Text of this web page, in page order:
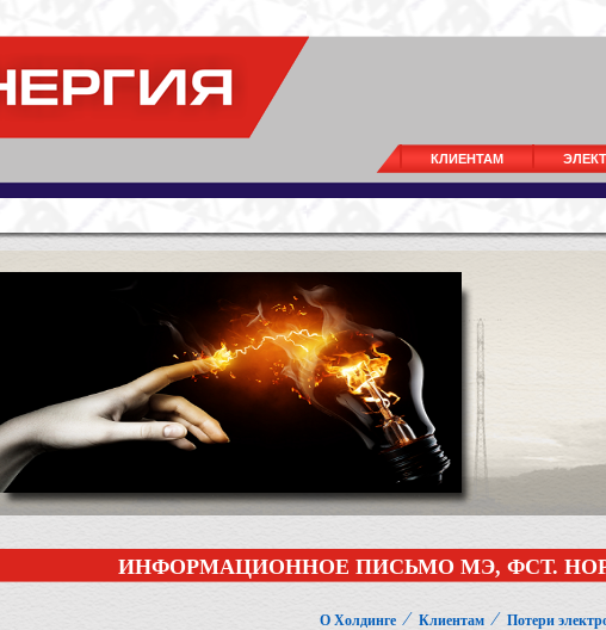
КЛИЕНТАМ
ИНФОРМАЦИОННОЕ ПИСЬМО МЭ, ФСТ.
О Холдинге ⁄ Клиентам ⁄ Потери